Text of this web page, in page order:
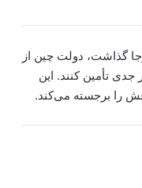
چینی در شهر نو کابل که دست‌کم هفت کشته و ۲۲ زخمی برجا گذاشت، دولت چین از
جدی تأمین کنند. این
را برجسته می‌کند.